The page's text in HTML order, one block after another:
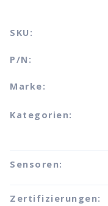
SKU:
P/N:
Marke:
Kategorien:
Sensoren:
Zertifizierungen: